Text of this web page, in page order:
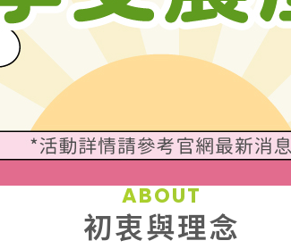
ABOUT
初衷與理念